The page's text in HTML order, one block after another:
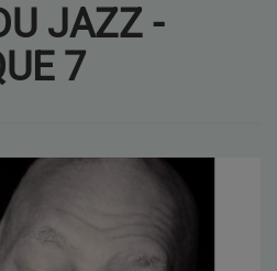
JAZZ -
7